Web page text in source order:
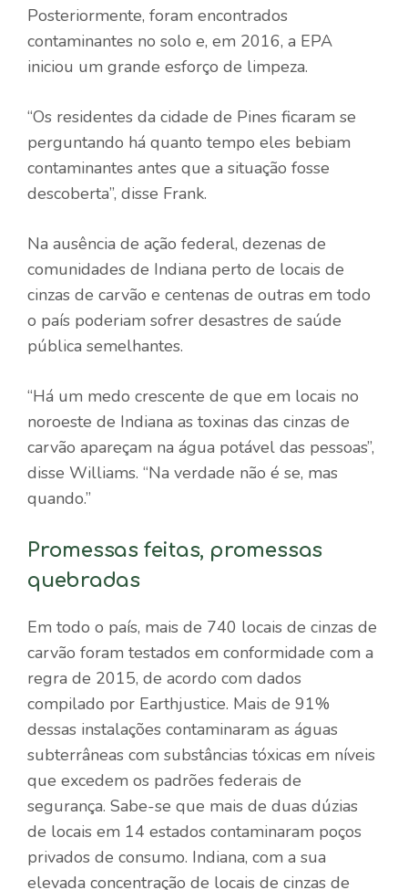
Posteriormente, foram encontrados
contaminantes no solo e, em 2016, a EPA
iniciou um grande esforço de limpeza.
“Os residentes da cidade de Pines ficaram se
perguntando há quanto tempo eles bebiam
contaminantes antes que a situação fosse
descoberta”, disse Frank.
Na ausência de ação federal, dezenas de
comunidades de Indiana perto de locais de
cinzas de carvão e centenas de outras em todo
o país poderiam sofrer desastres de saúde
pública semelhantes.
“Há um medo crescente de que em locais no
noroeste de Indiana as toxinas das cinzas de
carvão apareçam na água potável das pessoas”,
disse Williams. “Na verdade não é se, mas
quando.”
Promessas feitas, promessas
quebradas
Em todo o país, mais de 740 locais de cinzas de
carvão foram testados em conformidade com a
regra de 2015, de acordo com dados
compilado por Earthjustice. Mais de 91%
dessas instalações contaminaram as águas
subterrâneas com substâncias tóxicas em níveis
que excedem os padrões federais de
segurança. Sabe-se que mais de duas dúzias
de locais em 14 estados contaminaram poços
privados de consumo. Indiana, com a sua
elevada concentração de locais de cinzas de